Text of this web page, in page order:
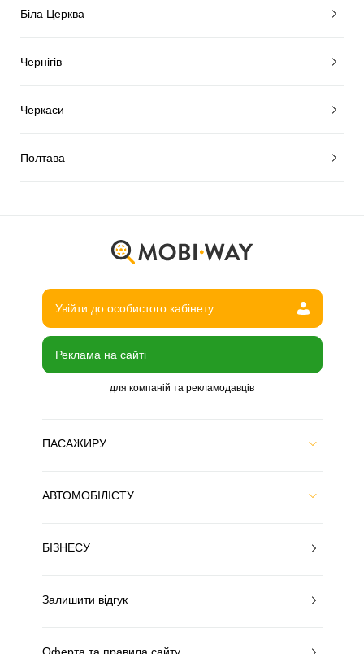
Біла Церква
Чернігів
Черкаси
Полтава
Увійти до особистого кабінету
Реклама на сайті
для компаній та рекламодавців
ПАСАЖИРУ
АВТОМОБІЛІСТУ
БІЗНЕСУ
Залишити відгук